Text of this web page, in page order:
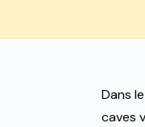
Dans
caves